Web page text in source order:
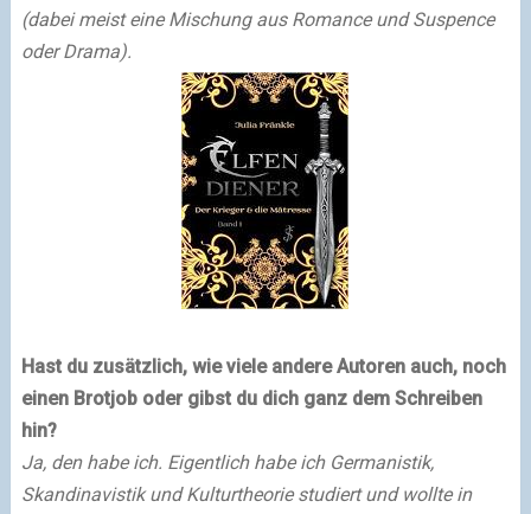
(dabei meist eine Mischung aus Romance und Suspence
oder Drama).
Hast du zusätzlich, wie viele andere Autoren auch, noch
einen Brotjob oder gibst du dich ganz dem Schreiben
hin?
Ja, den habe ich. Eigentlich habe ich Germanistik,
Skandinavistik und Kulturtheorie studiert und wollte in